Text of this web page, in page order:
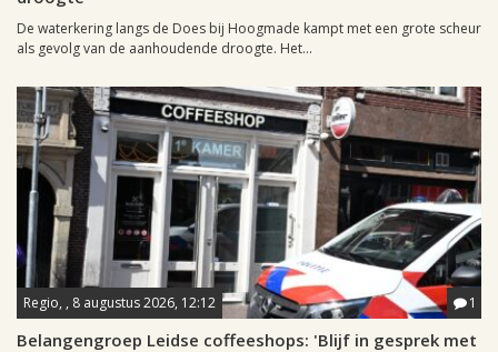
De waterkering langs de Does bij Hoogmade kampt met een grote scheur
als gevolg van de aanhoudende droogte. Het...
Regio, , 8 augustus 2026, 12:12 1
Belangengroep Leidse coffeeshops: 'Blijf in gesprek met